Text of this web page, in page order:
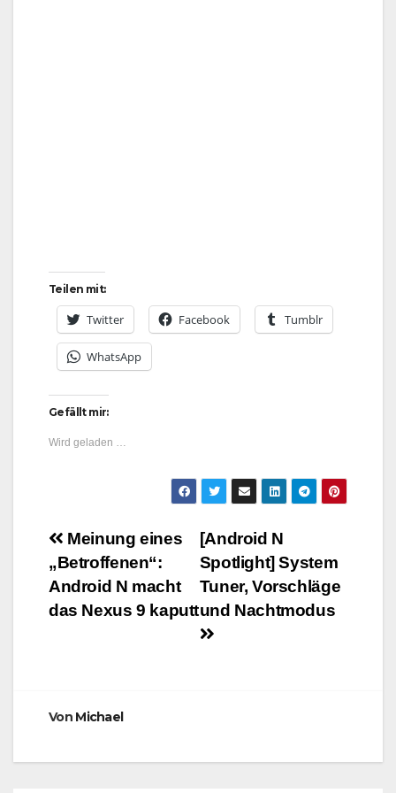
Teilen mit:
Twitter Facebook Tumblr
WhatsApp
Gefällt mir:
Wird geladen …
Beitragsnavigation
[Android N
Spotlight] System
Tuner, Vorschläge
und Nachtmodus
Meinung eines
„Betroffenen“:
Android N macht
das Nexus 9 kaputt
Von Michael